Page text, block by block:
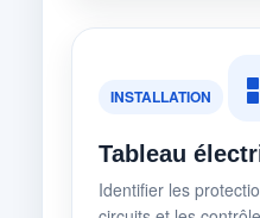
INSTALLATION
Tableau
Identifier les